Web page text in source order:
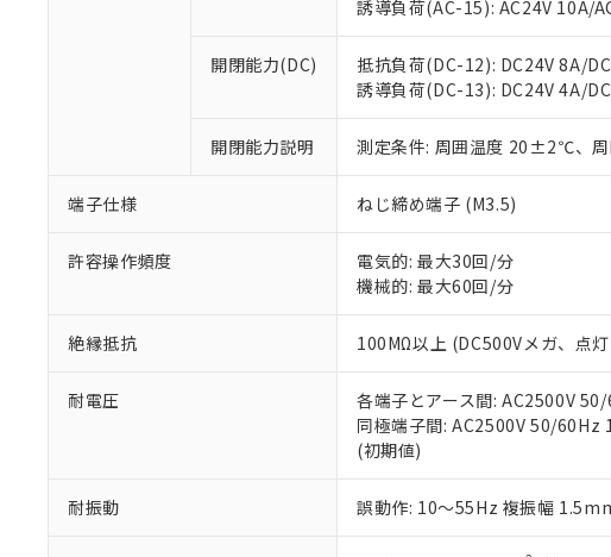
誘導負荷(AC-15): AC24V 10A/
開閉能力(DC)
抵抗負荷(DC-12): DC24V 8A/
誘導負荷(DC-13): DC24V 4A/
開閉能力説明 測定条件: 周囲温度 20±2℃、
端子仕様 ねじ締め端子 (M3.5)
許容操作頻度
電気的: 最大30回/分
機械的: 最大60回/分
絶縁抵抗 100MΩ以上 (DC500Vメガ、点
耐電圧
各端子とアース間: AC2500V
同極端子間: AC2500V 50/
(初期値)
耐振動 誤動作: 10～55Hz 複振幅
が、当社の製品・サー
※当社の共同利用者と
いる法人を指します。
EU RoHS指令（10物質）の
51物質の非含有証明書（当
※本証明書は発行日時点で非
また、RoHS指令のフタル
混在することから備考欄に
り割愛しております。
白